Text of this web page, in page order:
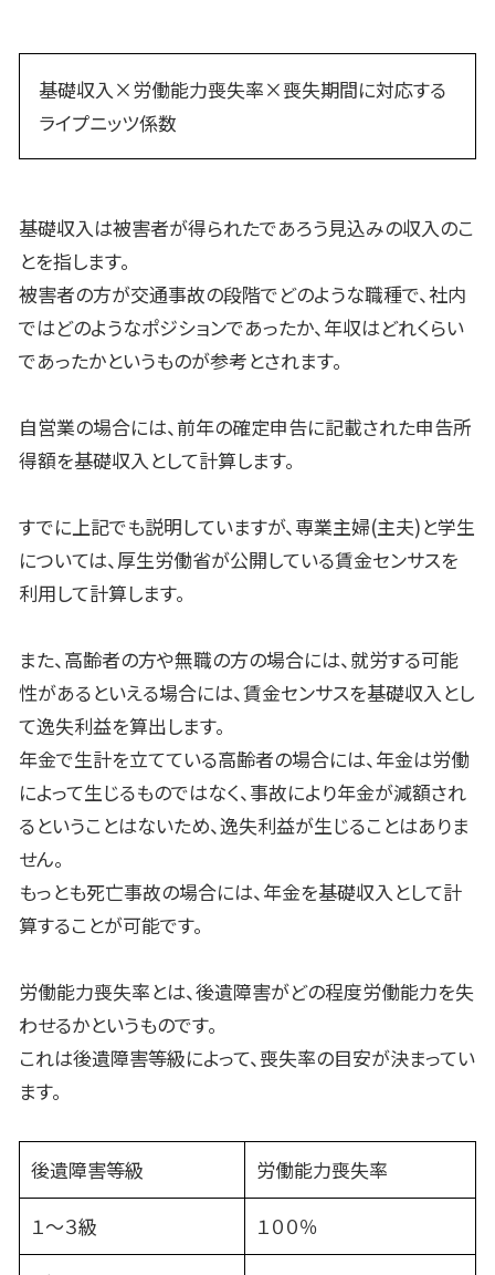
基礎収入×労働能力喪失率×喪失期間に対応する
ライプニッツ係数
基礎収入は被害者が得られたであろう見込みの収入のこ
とを指します。
被害者の方が交通事故の段階でどのような職種で、社内
ではどのようなポジションであったか、年収はどれくらい
であったかというものが参考とされます。
自営業の場合には、前年の確定申告に記載された申告所
得額を基礎収入として計算します。
すでに上記でも説明していますが、専業主婦(主夫)と学生
については、厚生労働省が公開している賃金センサスを
利用して計算します。
また、高齢者の方や無職の方の場合には、就労する可能
性があるといえる場合には、賃金センサスを基礎収入とし
て逸失利益を算出します。
年金で生計を立てている高齢者の場合には、年金は労働
によって生じるものではなく、事故により年金が減額され
るということはないため、逸失利益が生じることはありま
せん。
もっとも死亡事故の場合には、年金を基礎収入として計
算することが可能です。
労働能力喪失率とは、後遺障害がどの程度労働能力を失
わせるかというものです。
これは後遺障害等級によって、喪失率の目安が決まってい
ます。
後遺障害等級 労働能力喪失率
１～３級 １００％